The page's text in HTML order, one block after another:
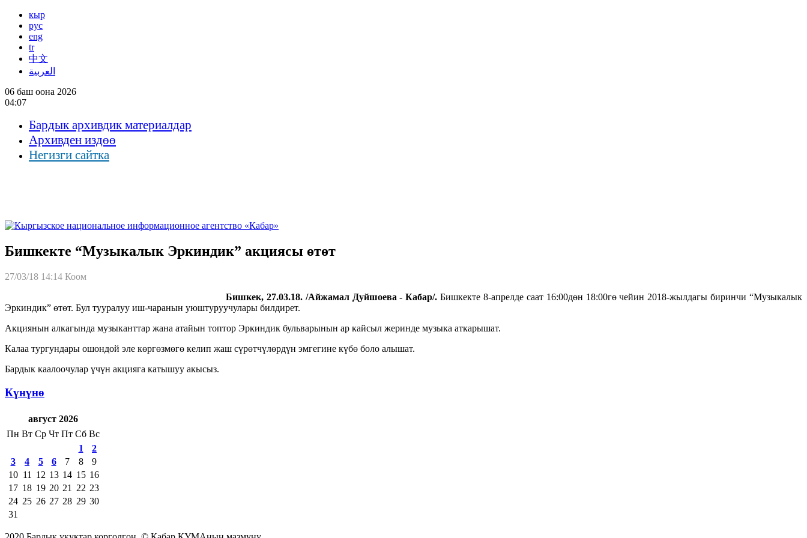
кыр
рус
eng
tr
中文
العربية
06 баш оона 2026
04:07
Бардык архивдик материалдар
Архивден издөө
Негизги сайтка
Бишкекте “Музыкалык Эркиндик” акциясы өтөт
27/03/18 14:14 Коом
Бишкек, 27.03.18. /Айжамал Дуйшоева - Кабар/. Бишкекте 8-апрелде саат 16:00дөн 18:00гө чейин 2018-жылдагы биринчи “Музыкалык
Эркиндик” өтөт. Бул тууралуу иш-чаранын уюштуруучулары билдирет.
Акциянын алкагында музыканттар жана атайын топтор Эркиндик бульварынын ар кайсыл жеринде музыка аткарышат.
Калаа тургундары ошондой эле көргөзмөгө келип жаш сүрөтчүлөрдүн эмгегине күбө боло алышат.
Бардык каалоочулар үчүн акцияга катышуу акысыз.
Күнүнө
август 2026
Пн Вт Ср Чт Пт Сб Вс
1
2
3
4 5 6 7 8
9
10 11 12 13 14 15 16
17 18 19 20 21 22 23
24 25 26 27 28 29 30
31